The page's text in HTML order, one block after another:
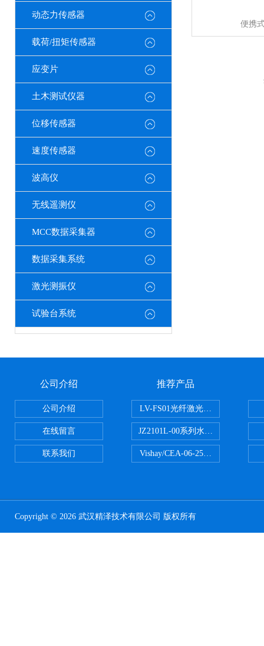
动态力传感器
载荷/扭矩传感器
应变片
土木测试仪器
位移传感器
速度传感器
波高仪
无线遥测仪
MCC数据采集器
数据采集系统
激光测振仪
试验台系统
便携
公司介绍
公司介绍
在线留言
联系我们
推荐产品
LV-FS01光纤激光测振仪
JZ2101L-00系列水下自由场-爆炸
Vishay/CEA-06-250US-350美国威
Copyright © 2026 武汉精泽技术有限公司 版权所有